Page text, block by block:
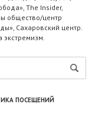
The Insider,
общество/центр
Сахаровский центр.
ПОСЕЩЕНИЙ